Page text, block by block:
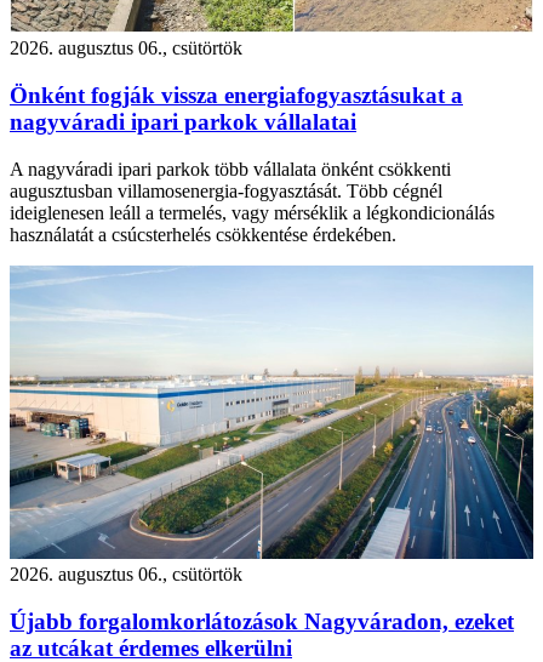
2026. augusztus 06., csütörtök
Önként fogják vissza energiafogyasztásukat a
nagyváradi ipari parkok vállalatai
A nagyváradi ipari parkok több vállalata önként csökkenti
augusztusban villamosenergia-fogyasztását. Több cégnél
ideiglenesen leáll a termelés, vagy mérséklik a légkondicionálás
használatát a csúcsterhelés csökkentése érdekében.
2026. augusztus 06., csütörtök
Újabb forgalomkorlátozások Nagyváradon, ezeket
az utcákat érdemes elkerülni